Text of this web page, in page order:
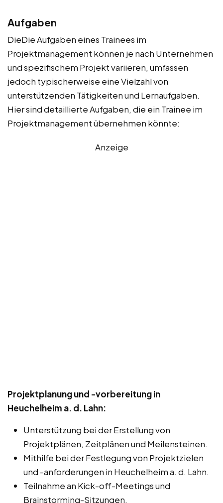
Aufgaben
DieDie Aufgaben eines Trainees im
Projektmanagement können je nach Unternehmen
und spezifischem Projekt variieren, umfassen
jedoch typischerweise eine Vielzahl von
unterstützenden Tätigkeiten und Lernaufgaben.
Hier sind detaillierte Aufgaben, die ein Trainee im
Projektmanagement übernehmen könnte:
Anzeige
Projektplanung und -vorbereitung in
Heuchelheim a. d. Lahn:
Unterstützung bei der Erstellung von
Projektplänen, Zeitplänen und Meilensteinen.
Mithilfe bei der Festlegung von Projektzielen
und -anforderungen in Heuchelheim a. d. Lahn.
Teilnahme an Kick-off-Meetings und
Brainstorming-Sitzungen.